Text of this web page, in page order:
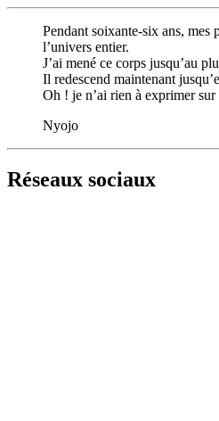
Pendant soixante-six ans, mes
l’univers entier.
J’ai mené ce corps jusqu’au
Il redescend maintenant
Oh ! je n’ai rien à exprimer
Nyojo
Réseaux sociaux